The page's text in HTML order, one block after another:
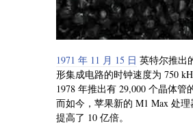
1971 年 11 月 15 日 英特尔推出
形集成电路的时钟速度为 750
1978 年推出有 29,000 个晶体
而如今，苹果新的 M1 Max 处
提高了 10 亿倍。